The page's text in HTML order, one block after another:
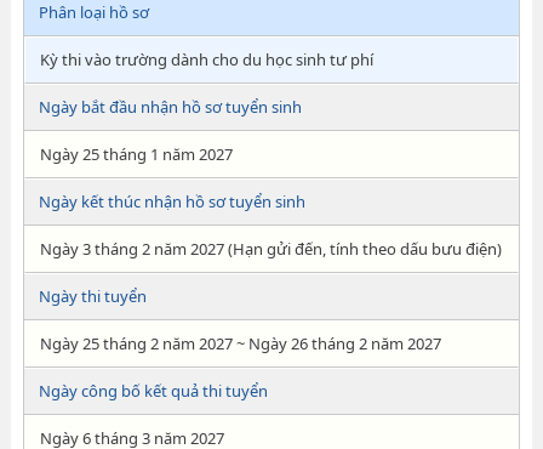
Phân loại hồ sơ
Kỳ thi vào trường dành cho du học sinh tư phí
Ngày bắt đầu nhận hồ sơ tuyển sinh
Ngày 25 tháng 1 năm 2027
Ngày kết thúc nhận hồ sơ tuyển sinh
Ngày 3 tháng 2 năm 2027 (Hạn gửi đến, tính theo dấu bưu điện)
Ngày thi tuyển
Ngày 25 tháng 2 năm 2027 ~ Ngày 26 tháng 2 năm 2027
Ngày công bố kết quả thi tuyển
Ngày 6 tháng 3 năm 2027